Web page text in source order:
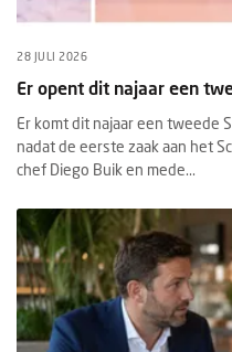
28 JULI 2026
Er opent dit najaar een
Er komt dit najaar een tweede
nadat de eerste zaak aan het
chef Diego Buik en mede...